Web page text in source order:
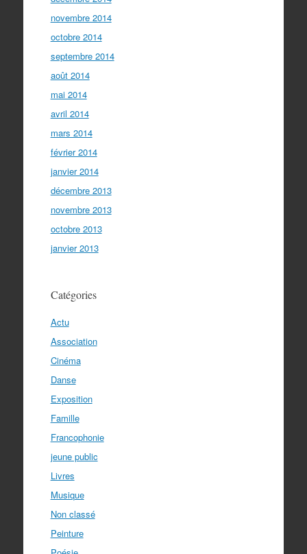
novembre 2014
octobre 2014
septembre 2014
août 2014
mai 2014
avril 2014
mars 2014
février 2014
janvier 2014
décembre 2013
novembre 2013
octobre 2013
janvier 2013
Catégories
Actu
Association
Cinéma
Danse
Exposition
Famille
Francophonie
jeune public
Livres
Musique
Non classé
Peinture